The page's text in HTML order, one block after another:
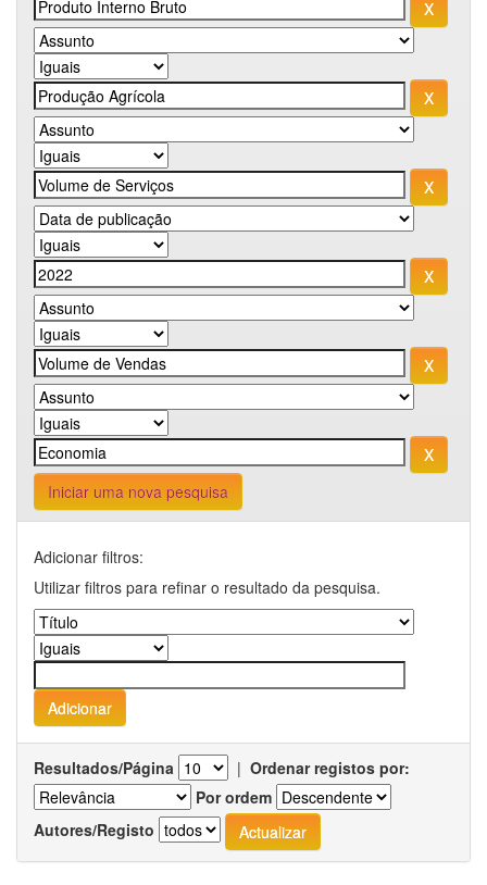
Iniciar uma nova pesquisa
Adicionar filtros:
Utilizar filtros para refinar o resultado da pesquisa.
Resultados/Página | Ordenar registos por:
Por ordem
Autores/Registo